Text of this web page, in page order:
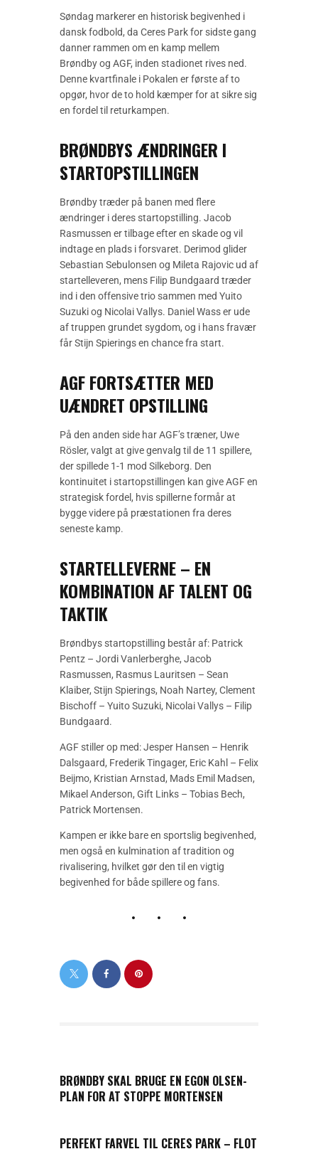
Søndag markerer en historisk begivenhed i
dansk fodbold, da Ceres Park for sidste gang
danner rammen om en kamp mellem
Brøndby og AGF, inden stadionet rives ned.
Denne kvartfinale i Pokalen er første af to
opgør, hvor de to hold kæmper for at sikre sig
en fordel til returkampen.
BRØNDBYS ÆNDRINGER I
STARTOPSTILLINGEN
Brøndby træder på banen med flere
ændringer i deres startopstilling. Jacob
Rasmussen er tilbage efter en skade og vil
indtage en plads i forsvaret. Derimod glider
Sebastian Sebulonsen og Mileta Rajovic ud af
startelleveren, mens Filip Bundgaard træder
ind i den offensive trio sammen med Yuito
Suzuki og Nicolai Vallys. Daniel Wass er ude
af truppen grundet sygdom, og i hans fravær
får Stijn Spierings en chance fra start.
AGF FORTSÆTTER MED
UÆNDRET OPSTILLING
På den anden side har AGF’s træner, Uwe
Rösler, valgt at give genvalg til de 11 spillere,
der spillede 1-1 mod Silkeborg. Den
kontinuitet i startopstillingen kan give AGF en
strategisk fordel, hvis spillerne formår at
bygge videre på præstationen fra deres
seneste kamp.
STARTELLEVERNE – EN
KOMBINATION AF TALENT OG
TAKTIK
Brøndbys startopstilling består af: Patrick
Pentz – Jordi Vanlerberghe, Jacob
Rasmussen, Rasmus Lauritsen – Sean
Klaiber, Stijn Spierings, Noah Nartey, Clement
Bischoff – Yuito Suzuki, Nicolai Vallys – Filip
Bundgaard.
AGF stiller op med: Jesper Hansen – Henrik
Dalsgaard, Frederik Tingager, Eric Kahl – Felix
Beijmo, Kristian Arnstad, Mads Emil Madsen,
Mikael Anderson, Gift Links – Tobias Bech,
Patrick Mortensen.
Kampen er ikke bare en sportslig begivenhed,
men også en kulmination af tradition og
rivalisering, hvilket gør den til en vigtig
begivenhed for både spillere og fans.
BRØNDBY SKAL BRUGE EN EGON OLSEN-
PLAN FOR AT STOPPE MORTENSEN
PERFEKT FARVEL TIL CERES PARK – FLOT